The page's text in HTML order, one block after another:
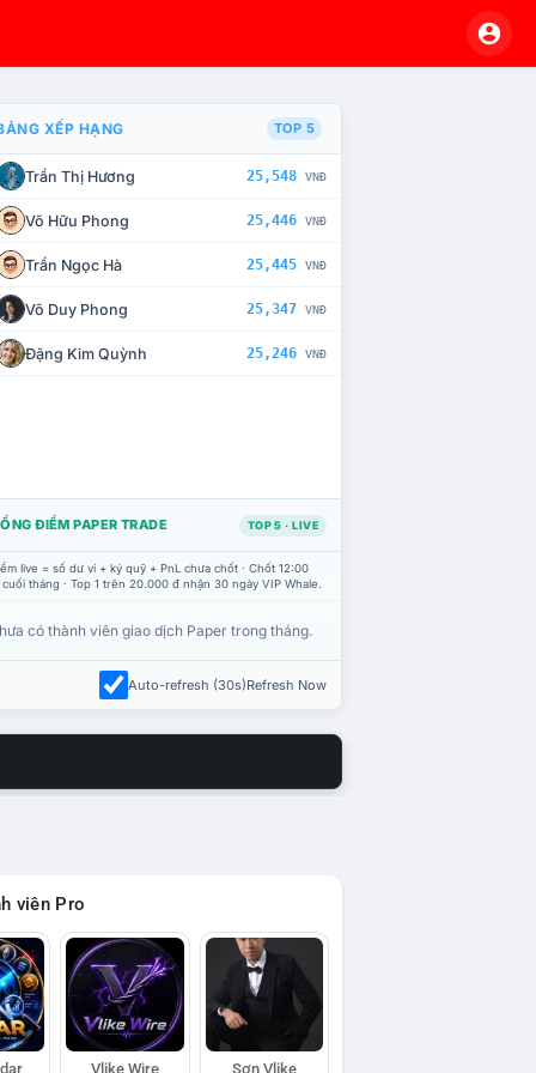
CHẾ TÀI XỬ LÝ VI PHẠM
XẾP HẠNG TOP 5
Trần Thị Hương 25,548 VNĐ
Võ Hữu Phong 25,446 VNĐ
Trần Ngọc Hà 25,445 VNĐ
Võ Duy Phong 25,347 VNĐ
Đặng Kim Quỳnh 25,246 VNĐ
ĐIỂM PAPER TRADE TOP 5 · LIVE
live = số dư ví + ký quỹ + PnL chưa chốt · Chốt 12:00
tháng · Top 1 trên 20.000 đ nhận 30 ngày VIP Whale.
có thành viên giao dịch Paper trong tháng.
Auto-refresh (30s)Refresh Now
viên Pro
Vlike Wire Sơn Vlike